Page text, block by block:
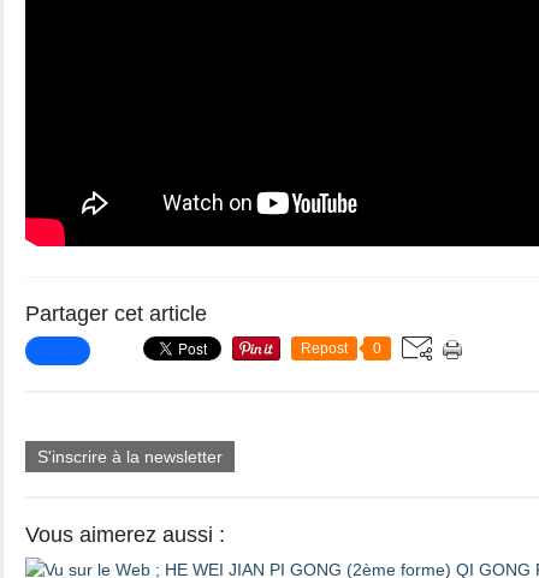
Partager cet article
Repost 0
S'inscrire à la newsletter
Vous aimerez aussi :